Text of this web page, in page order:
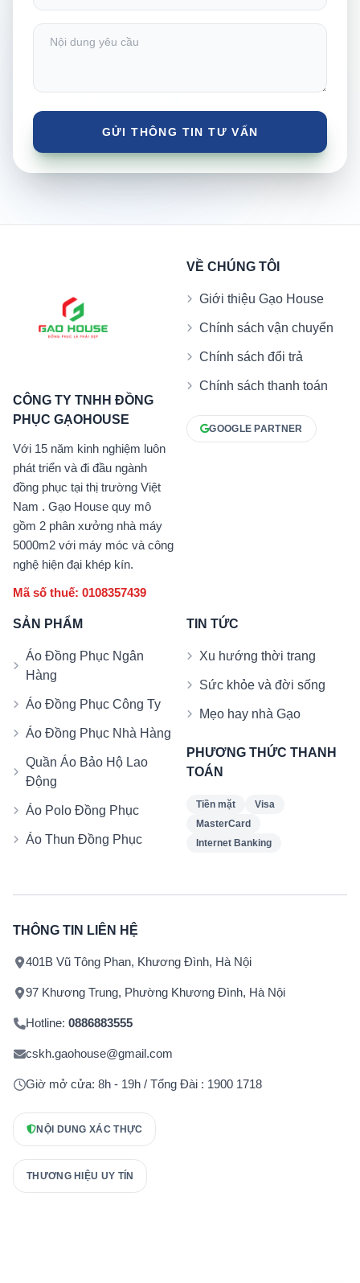
CÔNG TY TNHH ĐỒNG
PHỤC GẠOHOUSE
Với 15 năm kinh nghiệm luôn
phát triển và đi đầu ngành
đồng phục tại thị trường Việt
Nam . Gạo House quy mô
gồm 2 phân xưởng nhà máy
5000m2 với máy móc và công
nghệ hiện đại khép kín.
Mã số thuế: 0108357439
VỀ CHÚNG TÔI
Giới thiệu Gạo House
Chính sách vận chuyển
Chính sách đổi trả
Chính sách thanh toán
GOOGLE PARTNER
SẢN PHẨM
Áo Đồng Phục Ngân
Hàng
Áo Đồng Phục Công Ty
Áo Đồng Phục Nhà Hàng
Quần Áo Bảo Hộ Lao
Động
Áo Polo Đồng Phục
Áo Thun Đồng Phục
TIN TỨC
Xu hướng thời trang
Sức khỏe và đời sống
Mẹo hay nhà Gạo
PHƯƠNG THỨC THANH
TOÁN
Tiền mặt
Visa
MasterCard
Internet Banking
THÔNG TIN LIÊN HỆ
401B Vũ Tông Phan, Khương Đình, Hà Nội
97 Khương Trung, Phường Khương Đình, Hà Nội
Hotline: 0886883555
cskh.gaohouse@gmail.com
Giờ mở cửa: 8h - 19h / Tổng Đài : 1900 1718
NỘI DUNG XÁC THỰC
THƯƠNG HIỆU UY TÍN